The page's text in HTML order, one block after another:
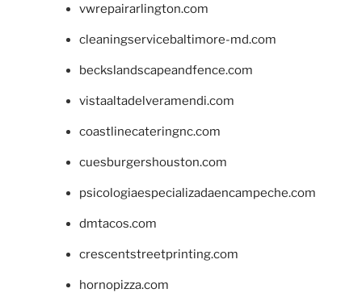
vwrepairarlington.com
cleaningservicebaltimore-md.com
beckslandscapeandfence.com
vistaaltadelveramendi.com
coastlinecateringnc.com
cuesburgershouston.com
psicologiaespecializadaencampeche.com
dmtacos.com
crescentstreetprinting.com
hornopizza.com